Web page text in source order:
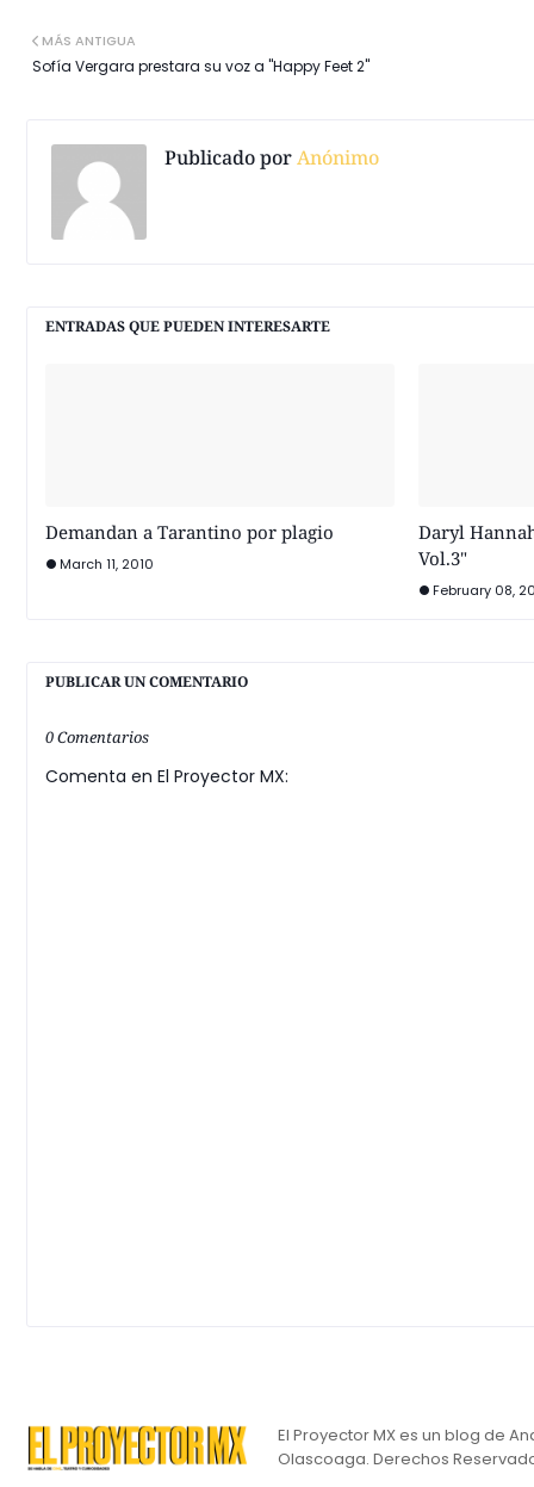
MÁS ANTIGUA
Sofía Vergara prestara su voz a "Happy Feet 2"
Publicado porAnónimo
ENTRADAS QUE PUEDEN INTERESARTE
Demandan a Tarantino por plagio
March 11, 2010
Daryl
Vol.3"
February 08,
PUBLICAR UN COMENTARIO
0 Comentarios
Comenta en El Proyector MX:
El Proyector MX es un blog de
Olascoaga. Derechos